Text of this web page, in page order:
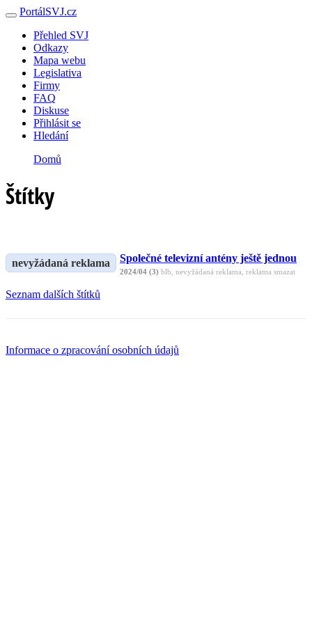
PortálSVJ.cz
Přehled SVJ
Odkazy
Mapa webu
Legislativa
Firmy
FAQ
Diskuse
Přihlásit se
Hledání
Domů
Štítky
nevyžádaná reklama Společné televizní antény ještě jednou
2024/04 (3) blb, nevyžádaná reklama, reklama smazat
Seznam dalších štítků
Informace o zpracování osobních údajů